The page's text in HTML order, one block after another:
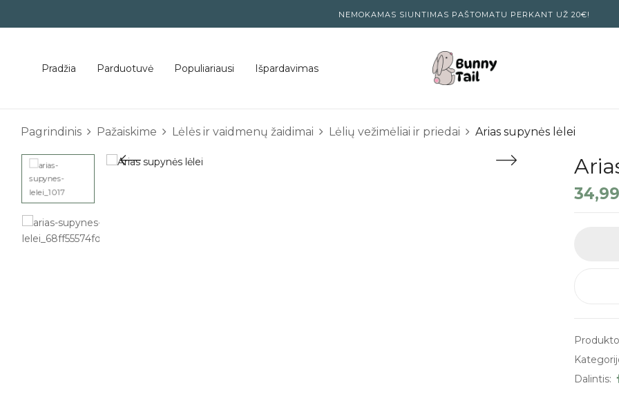
NEMOKAMAS SIUNTIMAS PAŠTOMATU PERKANT UŽ 20€!
Pradžia Parduotuvė Populiariausi Išpardavimas
Pagrindinis Pažaiskime Lėlės ir vaidmenų žaidimai Lėlių vežimėliai ir priedai Arias supynės lėlei
34,99
Dalintis: